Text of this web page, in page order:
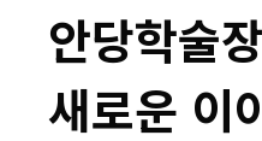
안당학술
새로운 이